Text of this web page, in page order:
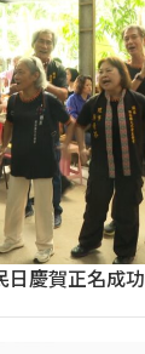
日慶賀正名成功